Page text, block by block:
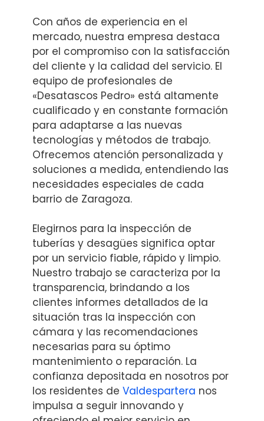
Con años de experiencia en el
mercado, nuestra empresa destaca
por el compromiso con la satisfacción
del cliente y la calidad del servicio. El
equipo de profesionales de
«Desatascos Pedro» está altamente
cualificado y en constante formación
para adaptarse a las nuevas
tecnologías y métodos de trabajo.
Ofrecemos atención personalizada y
soluciones a medida, entendiendo las
necesidades especiales de cada
barrio de Zaragoza.
Elegirnos para la inspección de
tuberías y desagües significa optar
por un servicio fiable, rápido y limpio.
Nuestro trabajo se caracteriza por la
transparencia, brindando a los
clientes informes detallados de la
situación tras la inspección con
cámara y las recomendaciones
necesarias para su óptimo
mantenimiento o reparación. La
confianza depositada en nosotros por
los residentes de Valdespartera nos
impulsa a seguir innovando y